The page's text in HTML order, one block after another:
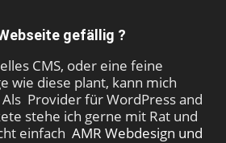
gefällig ?
CMS, oder eine feine
wie diese plant, kann mich
Provider für WordPress and
stehe ich gerne mit Rat und
einfach AMR Webdesign und